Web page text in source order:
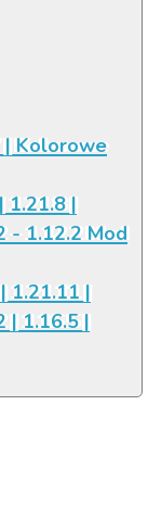
| Kolorowe
1.21.8 |
- 1.12.2 Mod
1.21.11 |
| 1.16.5 |